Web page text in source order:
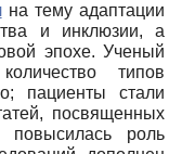
на тему адаптации
и инклюзии, а
эпохе. Ученый
типов
пациенты стали
посвященных
повысилась роль